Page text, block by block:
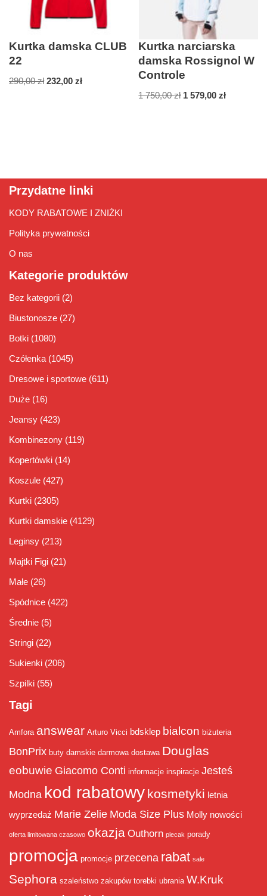
Kurtka damska CLUB
22
290,00zł 232,00 zł
Kurtka narciarska
damska Rossignol W
Controle
1 750,00zł 1 579,00zł
Przydatne linki
KODY RABATOWE I ZNIŻKI
Polityka prywatności
O nas
Kategorie produktów
Bez kategorii (2)
Biustonosze (27)
Botki (1080)
Czółenka (1045)
Dresowe i sportowe (611)
Duże (16)
Jeansy (423)
Kombinezony (119)
Kopertówki (14)
Koszule (427)
Kurtki (2305)
Kurtki damskie (4129)
Leginsy (213)
Majtki Figi (21)
Małe (26)
Spódnice (422)
Średnie (5)
Stringi (22)
Sukienki (206)
Szpilki (55)
Tagi
Amfora answear Arturo Vicci bdsklep bialcon biżuteria
BonPrix buty damskie darmowa dostawa Douglas
eobuwie Giacomo Conti informacje inspiracje Jesteś
Modna kod rabatowy kosmetyki letnia
wyprzedaż Marie Zelie Moda Size Plus Molly nowości
oferta limitowana czasowo okazja Outhorn plecak porady
promocja promocje przecena rabat sale
Sephora szaleństwo zakupów torebki ubrania W.Kruk